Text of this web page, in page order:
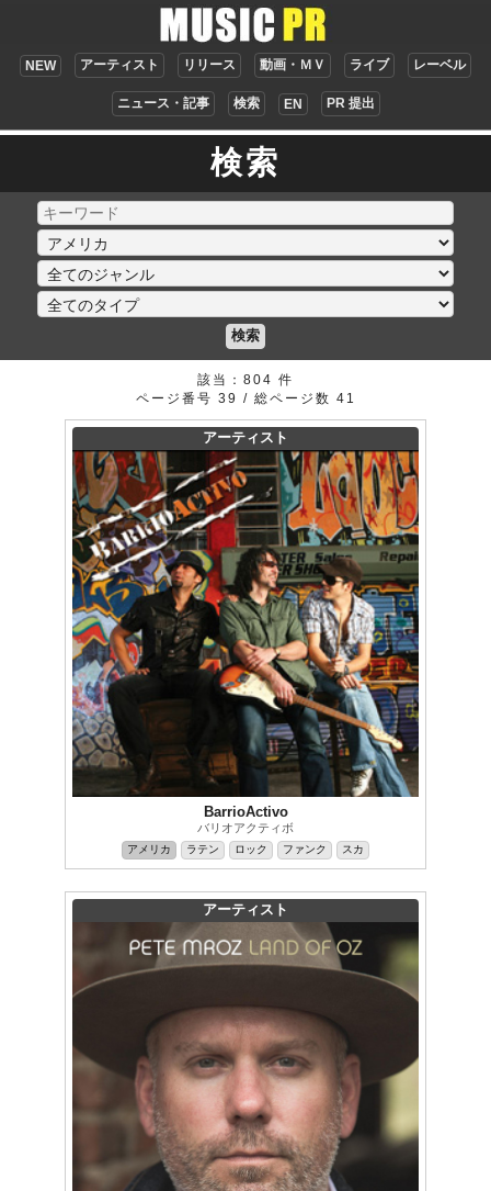
NEW アーティスト リリース 動画・ＭＶ ライブ レーベル
ニュース・記事 検索 EN PR 提出
検索
検索
該当：804 件
ページ番号 39 / 総ページ数 41
アーティスト
BarrioActivo
バリオアクティボ
アメリカ ラテン ロック ファンク スカ
アーティスト